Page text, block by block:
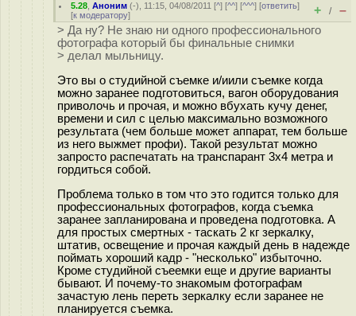
5.28 ,Аноним (-), 11:15, 04/08/2011 [^] [^^] [^^^] [ответить]
[к модератору] + / –
> Да ну? Не знаю ни одного профессионального
фотографа который бы финальные снимки
> делал мыльницу.
Это вы о студийной съемке и/иили съемке когда
можно заранее подготовиться, вагон оборудования
приволочь и прочая, и можно вбухать кучу денег,
времени и сил с целью максимально возможного
результата (чем больше может аппарат, тем больше
из него выжмет профи). Такой результат можно
запросто распечатать на транспарант 3х4 метра и
гордиться собой.
Проблема только в том что это годится только для
профессиональных фотографов, когда съемка
заранее запланирована и проведена подготовка. А
для простых смертных - таскать 2 кг зеркалку,
штатив, освещение и прочая каждый день в надежде
поймать хороший кадр - "несколько" избыточно.
Кроме студийной съеемки еще и другие варианты
бывают. И почему-то знакомым фотографам
зачастую лень переть зеркалку если заранее не
планируется съемка.